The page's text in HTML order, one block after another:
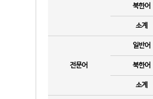
북한어
소계
전문어
일반어
북한어
소계